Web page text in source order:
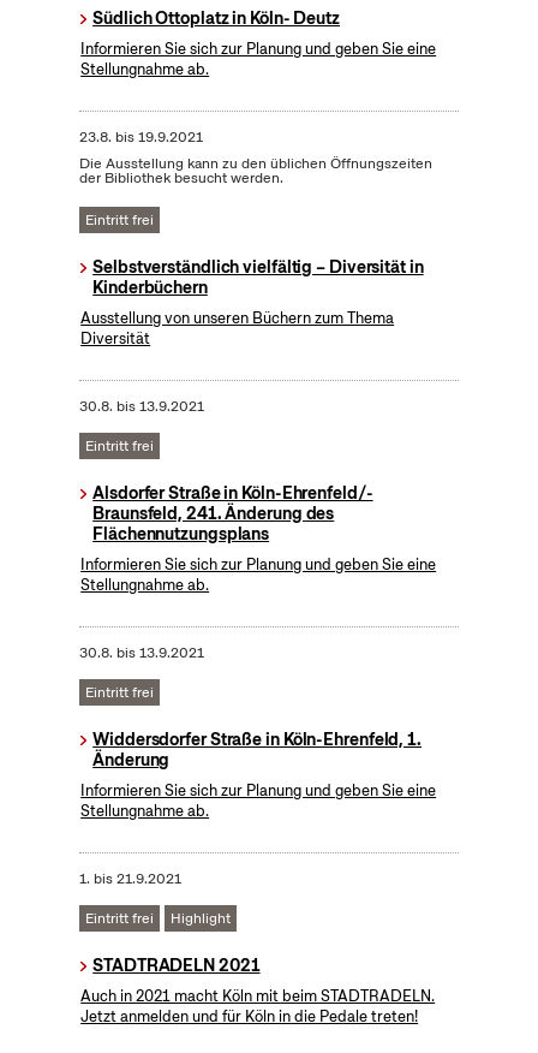
Südlich Ottoplatz in Köln- Deutz
Informieren Sie sich zur Planung und geben Sie eine
Stellungnahme ab.
23.8. bis19.9.2021
Die Ausstellung kann zu den üblichen Öffnungszeiten
der Bibliothek besucht werden.
Eintritt frei
Selbstverständlich vielfältig – Diversität in
Kinderbüchern
Ausstellung von unseren Büchern zum Thema
Diversität
30.8. bis13.9.2021
Eintritt frei
Alsdorfer Straße in Köln-Ehrenfeld/-
Braunsfeld, 241. Änderung des
Flächennutzungsplans
Informieren Sie sich zur Planung und geben Sie eine
Stellungnahme ab.
30.8. bis13.9.2021
Eintritt frei
Widdersdorfer Straße in Köln-Ehrenfeld, 1.
Änderung
Informieren Sie sich zur Planung und geben Sie eine
Stellungnahme ab.
1. bis21.9.2021
Eintritt frei Highlight
STADTRADELN 2021
Auch in 2021 macht Köln mit beim STADTRADELN.
Jetzt anmelden und für Köln in die Pedale treten!